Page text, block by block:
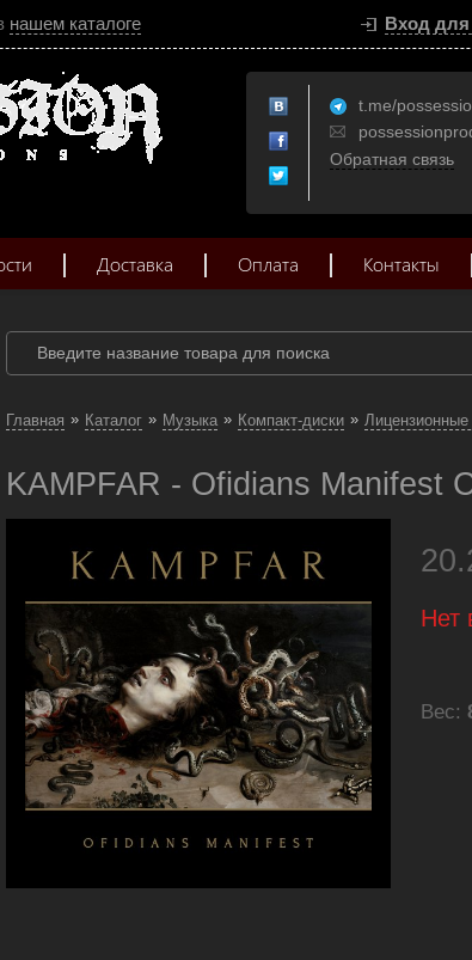
нашем каталоге Вход для
t.me/
Обратная связь
Доставка Оплата Контакты
Главная » Каталог » Музыка » Компакт-диски » Лицензионные
KAMPFAR - Ofidians Manifest
Нет
Вес: